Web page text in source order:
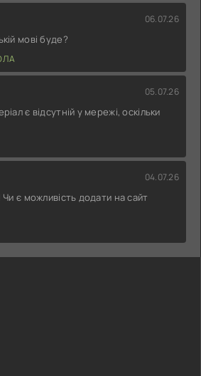
06.07.26
мові буде?
05.07.26
є відсутній у мережі, оскільки
04.07.26
Чи є можливість додати на сайт